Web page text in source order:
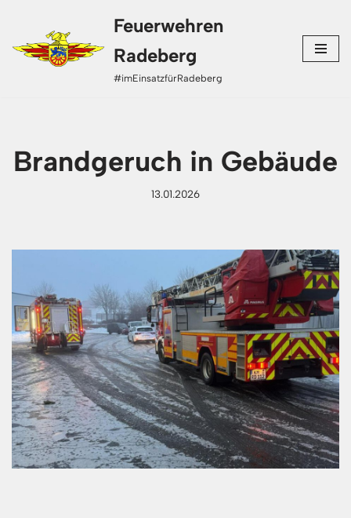
Zum
Inhalt
Feuerwehren
Radeberg
#imEinsatzfürRadeberg
Brandgeruch in Gebäude
13.01.2026